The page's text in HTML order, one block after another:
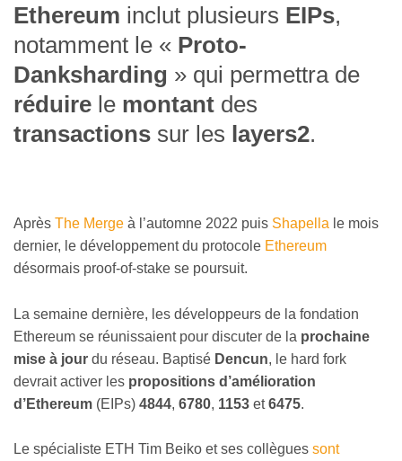
Ethereum inclut plusieurs EIPs,
notamment le « Proto-
Danksharding » qui permettra de
réduire le montant des
transactions sur les layers2.
Après The Merge à l’automne 2022 puis Shapella le mois
dernier, le développement du protocole Ethereum
désormais proof-of-stake se poursuit.
La semaine dernière, les développeurs de la fondation
Ethereum se réunissaient pour discuter de la prochaine
mise à jour du réseau. Baptisé Dencun, le hard fork
devrait activer les propositions d’amélioration
d’Ethereum (EIPs) 4844, 6780, 1153 et6475.
Le spécialiste ETH Tim Beiko et ses collègues sont